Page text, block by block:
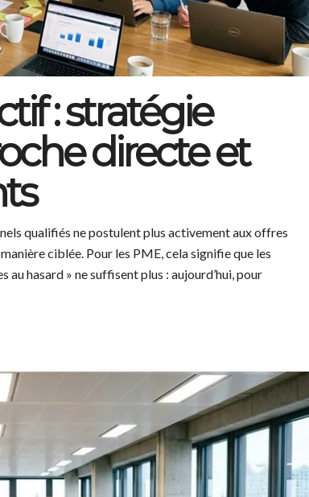
: stratégie
directe et
qualifiés ne postulent plus activement aux offres
ciblée. Pour les PME, cela signifie que les
hasard » ne suffisent plus : aujourd’hui, pour